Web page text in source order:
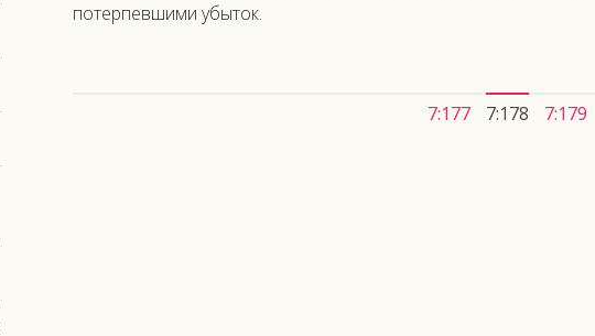
потерпевшими убыток.
7:177 7:178 7:179